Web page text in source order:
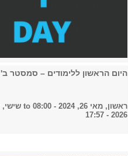
היום הראשון ללימודים – סמסטר ב'
ראשון, מאי 26, 2024 - 08:00 to
2026 - 17:57